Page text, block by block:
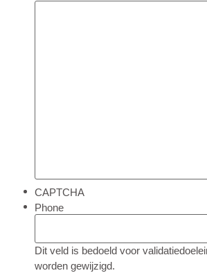
CAPTCHA
Phone
Dit veld is bedoeld voor
worden gewijzigd.